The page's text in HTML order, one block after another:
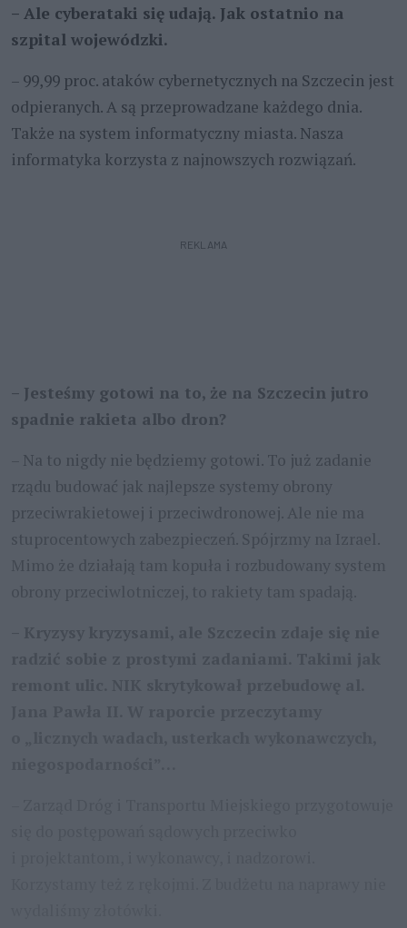
– Ale cyberataki się udają. Jak ostatnio na
szpital wojewódzki.
– 99,99 proc. ataków cybernetycznych na Szczecin jest
odpieranych. A są przeprowadzane każdego dnia.
Także na system informatyczny miasta. Nasza
informatyka korzysta z najnowszych rozwiązań.
REKLAMA
– Jesteśmy gotowi na to, że na Szczecin jutro
spadnie rakieta albo dron?
– Na to nigdy nie będziemy gotowi. To już zadanie
rządu budować jak najlepsze systemy obrony
przeciwrakietowej i przeciwdronowej. Ale nie ma
stuprocentowych zabezpieczeń. Spójrzmy na Izrael.
Mimo że działają tam kopuła i rozbudowany system